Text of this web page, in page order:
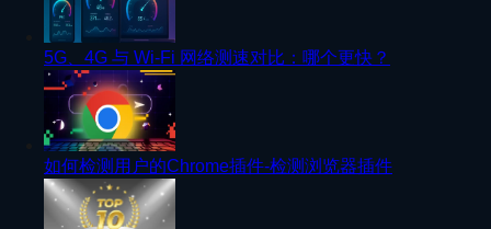
5G、4G 与 Wi-Fi 网络测速对比：哪个更快？
如何检测用户的Chrome插件-检测浏览器插件